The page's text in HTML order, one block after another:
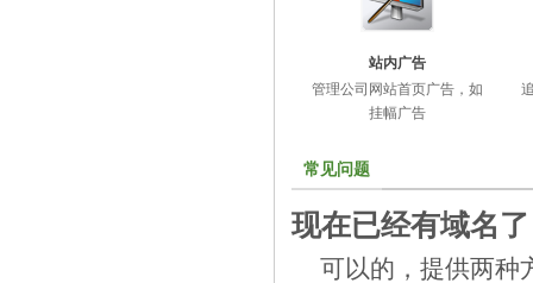
站内广告
管理公司网站首页广告，如
挂幅广告
常见问题
现在已经有域名
可以的，提供两种